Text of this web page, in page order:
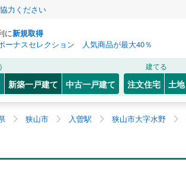
力ください
に新規取得
ーナスセレクション 人気商品が最大40％
新築一戸建て 中古一戸建て
建てる
注文住宅 土地
狭山市 入曽駅 狭山市大字水野